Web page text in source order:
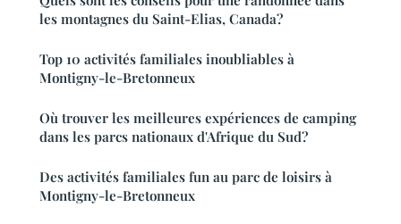
les montagnes du Saint-Elias, Canada?
Top 10 activités familiales inoubliables à
Montigny-le-Bretonneux
Où trouver les meilleures expériences de camping
dans les parcs nationaux d'Afrique du Sud?
Des activités familiales fun au parc de loisirs à
Montigny-le-Bretonneux